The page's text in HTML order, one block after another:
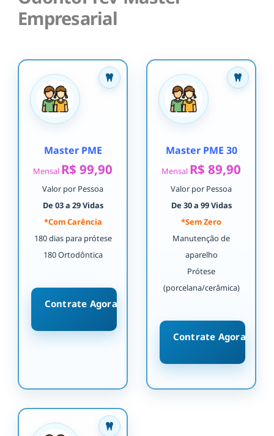
Empresarial
Master PME
Mensal R$ 99,90
Valor por Pessoa
De 03 a 29 Vidas
*Com Carência
180 dias para prótese
180 Ortodôntica
Contrate Agora
Master PME 30
Mensal R$ 89,90
Valor por Pessoa
De 30 a 99 Vidas
*Sem Zero
Manutenção de
aparelho
Prótese
(porcelana/cerâmica)
Contrate Agora